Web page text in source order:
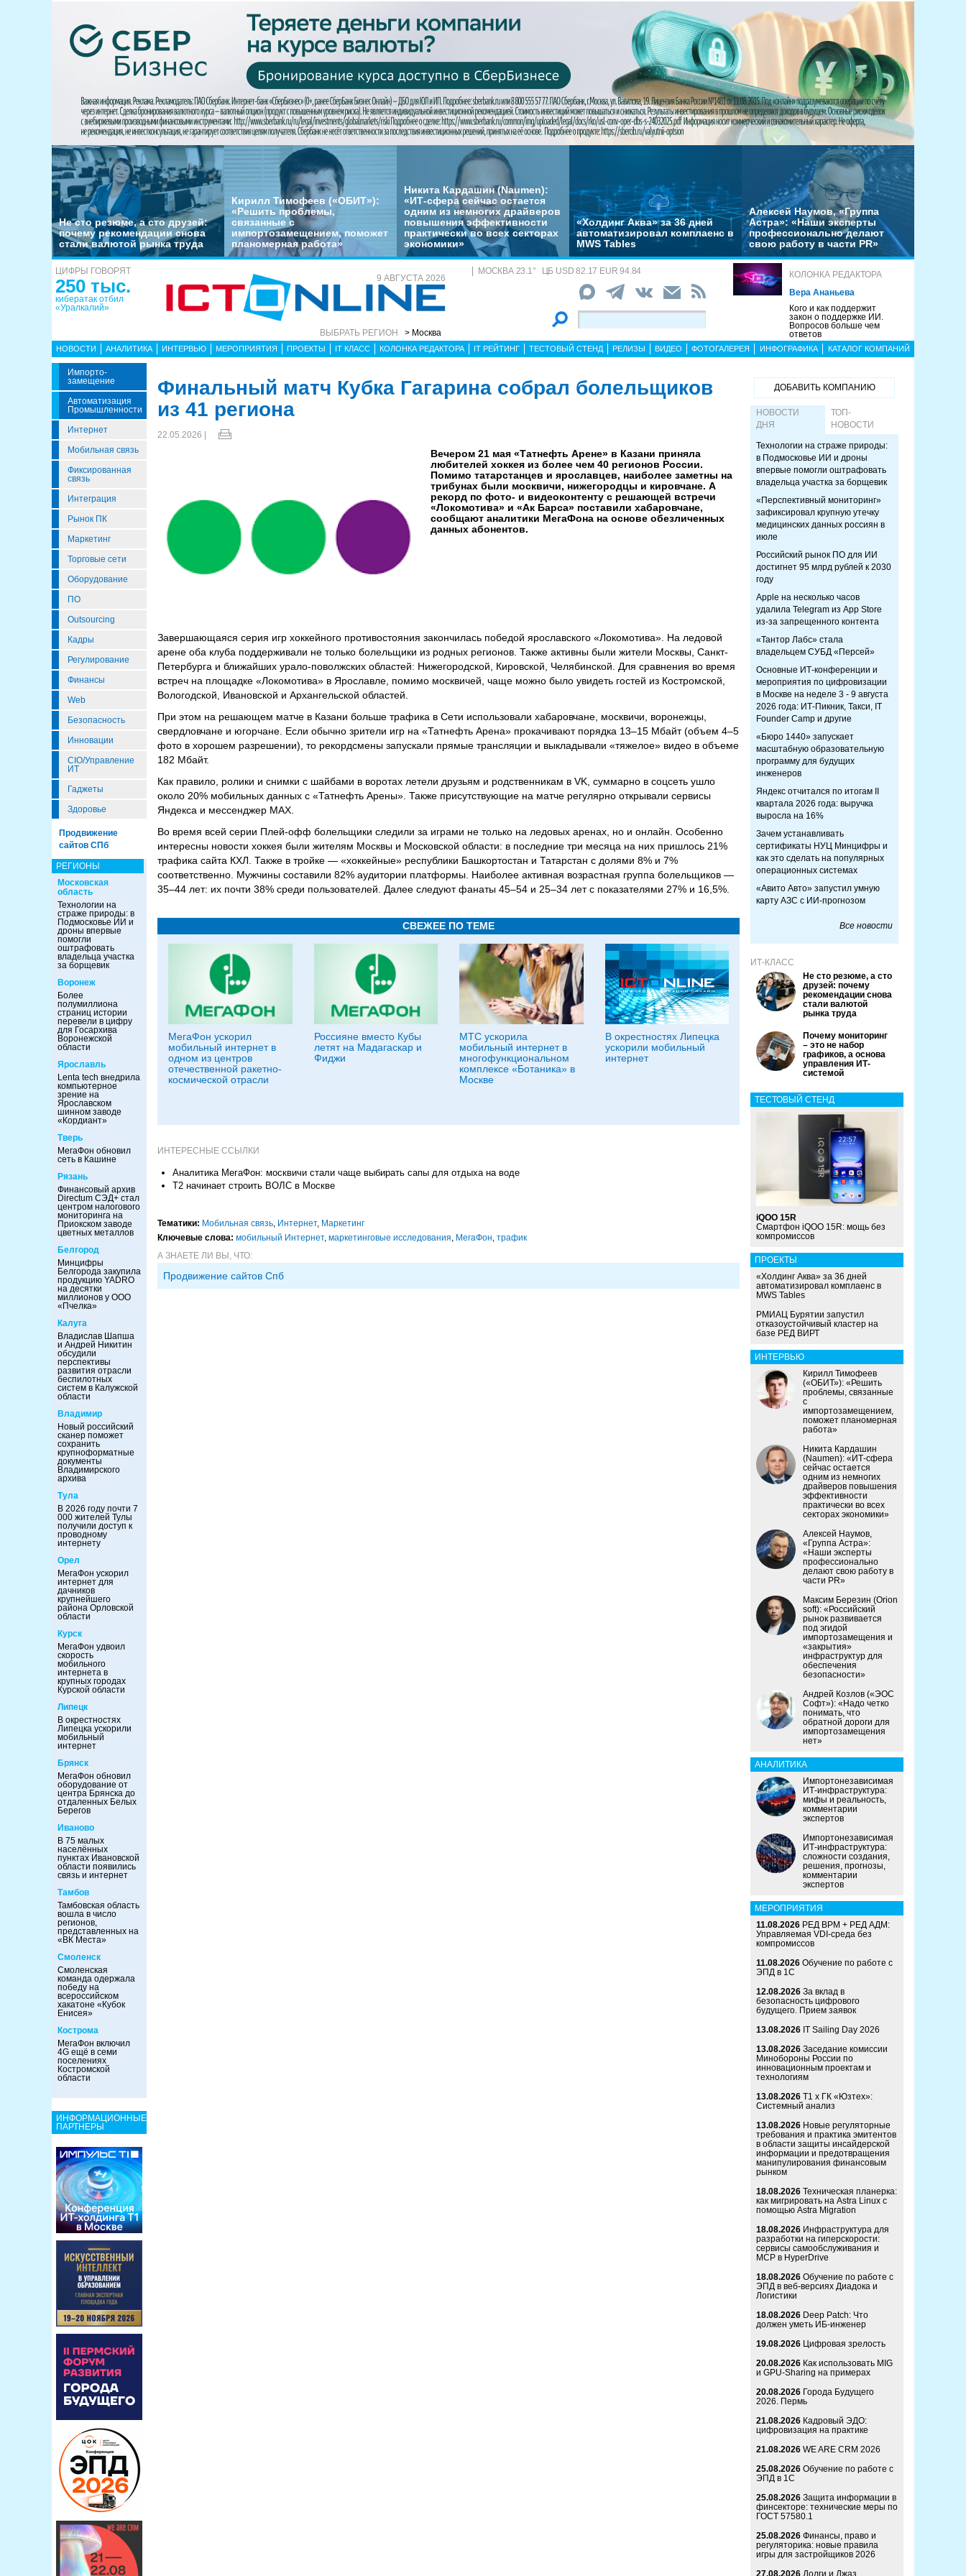
Не сто резюме, а сто друзей:
почему рекомендации снова
стали валютой рынка труда
Кирилл Тимофеев («ОБИТ»):
«Решить проблемы,
связанные с
импортозамещением, поможет
планомерная работа»
Никита Кардашин (Naumen):
«ИТ-сфера сейчас остается
одним из немногих драйверов
повышения эффективности
практически во всех секторах
экономики»
«Холдинг Аква» за 36 дней
автоматизировал комплаенс в
MWS Tables
Алексей Наумов, «Группа
Астра»: «Наши эксперты
профессионально делают
свою работу в части PR»
ЦИФРЫ ГОВОРЯТ
250 тыс.
кибератак отбил
«Уралкалий»
9 АВГУСТА 2026
ВЫБРАТЬ РЕГИОН > Москва
МОСКВА 23.1° ЦБ USD 82.17 EUR 94.84
КОЛОНКА РЕДАКТОРА
Вера Ананьева
Кого и как поддержит
закон о поддержке ИИ.
Вопросов больше чем
ответов
НОВОСТИ АНАЛИТИКА ИНТЕРВЬЮ МЕРОПРИЯТИЯ ПРОЕКТЫ IT КЛАСС КОЛОНКА РЕДАКТОРА IT РЕЙТИНГ ТЕСТОВЫЙ СТЕНД РЕЛИЗЫ ВИДЕО ФОТОГАЛЕРЕЯ ИНФОГРАФИКА КАТАЛОГ КОМПАНИЙ
Импорто­
Замещение
Автоматизация
Промышленности
Интернет
Мобильная связь
Фиксированная
связь
Интеграция
Рынок ПК
Маркетинг
Торговые сети
Оборудование
ПО
Outsourcing
Кадры
Регулирование
Финансы
Web
Безопасность
Инновации
CIO/Управление
ИТ
Гаджеты
Здоровье
Продвижение
сайтов СПб
РЕГИОНЫ
Московская
область
Технологии на
страже природы: в
Подмосковье ИИ и
дроны впервые
помогли
оштрафовать
владельца участка
за борщевик
Воронеж
Более
полумиллиона
страниц истории
перевели в цифру
для Госархива
Воронежской
области
Ярославль
Lenta tech внедрила
компьютерное
зрение на
Ярославском
шинном заводе
«Кордиант»
Тверь
МегаФон обновил
сеть в Кашине
Рязань
Финансовый архив
Directum СЭД+ стал
центром налогового
мониторинга на
Приокском заводе
цветных металлов
Белгород
Минцифры
Белгорода закупила
продукцию YADRO
на десятки
миллионов у ООО
«Пчелка»
Калуга
Владислав Шапша
и Андрей Никитин
обсудили
перспективы
развития отрасли
беспилотных
систем в Калужской
области
Владимир
Новый российский
сканер поможет
сохранить
крупноформатные
документы
Владимирского
архива
Тула
В 2026 году почти 7
000 жителей Тулы
получили доступ к
проводному
интернету
Орел
МегаФон ускорил
интернет для
дачников
крупнейшего
района Орловской
области
Курск
МегаФон удвоил
скорость
мобильного
интернета в
крупных городах
Курской области
Липецк
В окрестностях
Липецка ускорили
мобильный
интернет
Брянск
МегаФон обновил
оборудование от
центра Брянска до
отдаленных Белых
Берегов
Иваново
В 75 малых
населённых
пунктах Ивановской
области появились
связь и интернет
Тамбов
Тамбовская область
вошла в число
регионов,
представленных на
«ВК Места»
Смоленск
Смоленская
команда одержала
победу на
всероссийском
хакатоне «Кубок
Енисея»
Кострома
МегаФон включил
4G ещё в семи
поселениях
Костромской
области
ИНФОРМАЦИОННЫЕ
ПАРТНЕРЫ
Финальный матч Кубка Гагарина собрал болельщиков
из 41 региона
22.05.2026 |
Вечером 21 мая «Татнефть Арене» в Казани приняла
любителей хоккея из более чем 40 регионов России.
Помимо татарстанцев и ярославцев, наиболее заметны на
трибунах были москвичи, нижегородцы и кировчане. А
рекорд по фото- и видеоконтенту с решающей встречи
«Локомотива» и «Ак Барса» поставили хабаровчане,
сообщают аналитики МегаФона на основе обезличенных
данных абонентов.
Завершающаяся серия игр хоккейного противостояния закончилась победой ярославского «Локомотива». На ледовой
арене оба клуба поддерживали не только болельщики из родных регионов. Также активны были жители Москвы, Санкт-
Петербурга и ближайших урало-поволжских областей: Нижегородской, Кировской, Челябинской. Для сравнения во время
встреч на площадке «Локомотива» в Ярославле, помимо москвичей, чаще можно было увидеть гостей из Костромской,
Вологодской, Ивановской и Архангельской областей.
При этом на решающем матче в Казани больше трафика в Сети использовали хабаровчане, москвичи, воронежцы,
свердловчане и югорчане. Если обычно зрители игр на «Татнефть Арена» прокачивают порядка 13–15 Мбайт (объем 4–5
фото в хорошем разрешении), то рекордсмены запускали прямые трансляции и выкладывали «тяжелое» видео в объеме
182 Мбайт.
Как правило, ролики и снимки с шайбами в воротах летели друзьям и родственникам в VK, суммарно в соцсеть ушло
около 20% мобильных данных с «Татнефть Арены». Также присутствующие на матче регулярно открывали сервисы
Яндекса и мессенджер MАХ.
Во время всей серии Плей-офф болельщики следили за играми не только на ледовых аренах, но и онлайн. Особенно
интересны новости хоккея были жителям Москвы и Московской области: в последние три месяца на них пришлось 21%
трафика сайта КХЛ. Также в тройке — «хоккейные» республики Башкортостан и Татарстан с долями 8% и 7%
соответственно. Мужчины составили 82% аудитории платформы. Наиболее активная возрастная группа болельщиков —
35–44 лет: их почти 38% среди пользователей. Далее следуют фанаты 45–54 и 25–34 лет с показателями 27% и 16,5%.
СВЕЖЕЕ ПО ТЕМЕ
МегаФон ускорил
мобильный интернет в
одном из центров
отечественной ракетно-
космической отрасли
Россияне вместо Кубы
летят на Мадагаскар и
Фиджи
МТС ускорила
мобильный интернет в
многофункциональном
комплексе «Ботаника» в
Москве
В окрестностях Липецка
ускорили мобильный
интернет
ИНТЕРЕСНЫЕ ССЫЛКИ
Аналитика МегаФон: москвичи стали чаще выбирать сапы для отдыха на воде
T2 начинает строить ВОЛС в Москве
Тематики: Мобильная связь, Интернет, Маркетинг
Ключевые слова: мобильный Интернет, маркетинговые исследования, МегаФон, трафик
А ЗНАЕТЕ ЛИ ВЫ, ЧТО:
Продвижение сайтов Спб
ДОБАВИТЬ КОМПАНИЮ
НОВОСТИ
ДНЯ
ТОП-
НОВОСТИ
Технологии на страже природы:
в Подмосковье ИИ и дроны
впервые помогли оштрафовать
владельца участка за борщевик
«Перспективный мониторинг»
зафиксировал крупную утечку
медицинских данных россиян в
июле
Российский рынок ПО для ИИ
достигнет 95 млрд рублей к 2030
году
Apple на несколько часов
удалила Telegram из App Store
из-за запрещенного контента
«Тантор Лабс» стала
владельцем СУБД «Персей»
Основные ИТ-конференции и
мероприятия по цифровизации
в Москве на неделе 3 - 9 августа
2026 года: ИТ-Пикник, Такси, IT
Founder Camp и другие
«Бюро 1440» запускает
масштабную образовательную
программу для будущих
инженеров
Яндекс отчитался по итогам II
квартала 2026 года: выручка
выросла на 16%
Зачем устанавливать
сертификаты НУЦ Минцифры и
как это сделать на популярных
операционных системах
«Авито Авто» запустил умную
карту АЗС с ИИ-прогнозом
Все новости
ИТ-КЛАСС
Не сто резюме, а сто
друзей: почему
рекомендации снова
стали валютой
рынка труда
Почему мониторинг
– это не набор
графиков, а основа
управления ИТ-
системой
ТЕСТОВЫЙ СТЕНД
iQOO 15R
Смартфон iQOO 15R: мощь без
компромиссов
ПРОЕКТЫ
«Холдинг Аква» за 36 дней
автоматизировал комплаенс в
MWS Tables
РМИАЦ Бурятии запустил
отказоустойчивый кластер на
базе РЕД ВИРТ
ИНТЕРВЬЮ
Кирилл Тимофеев
(«ОБИТ»): «Решить
проблемы, связанные
с
импортозамещением,
поможет планомерная
работа»
Никита Кардашин
(Naumen): «ИТ-сфера
сейчас остается
одним из немногих
драйверов повышения
эффективности
практически во всех
секторах экономики»
Алексей Наумов,
«Группа Астра»:
«Наши эксперты
профессионально
делают свою работу в
части PR»
Максим Березин (Orion
soft): «Российский
рынок развивается
под эгидой
импортозамещения и
«закрытия»
инфраструктур для
обеспечения
безопасности»
Андрей Козлов («ЭОС
Софт»): «Надо четко
понимать, что
обратной дороги для
импортозамещения
нет»
АНАЛИТИКА
Импортонезависимая
ИТ-инфраструктура:
мифы и реальность,
комментарии
экспертов
Импортонезависимая
ИТ-инфраструктура:
сложности создания,
решения, прогнозы,
комментарии
экспертов
МЕРОПРИЯТИЯ
11.08.2026 РЕД ВРМ + РЕД АДМ:
Управляемая VDI-среда без
компромиссов
11.08.2026 Обучение по работе с
ЭПД в 1С
12.08.2026 За вклад в
безопасность цифрового
будущего. Прием заявок
13.08.2026 IT Sailing Day 2026
13.08.2026 Заседание комиссии
Минобороны России по
инновационным проектам и
технологиям
13.08.2026 Т1 x ГК «Юзтех»:
Системный анализ
13.08.2026 Новые регуляторные
требования и практика эмитентов
в области защиты инсайдерской
информации и предотвращения
манипулирования финансовым
рынком
18.08.2026 Техническая планерка:
как мигрировать на Astra Linux с
помощью Astra Migration
18.08.2026 Инфраструктура для
разработки на гиперскорости:
сервисы самообслуживания и
MCP в HyperDrive
18.08.2026 Обучение по работе с
ЭПД в веб-версиях Диадока и
Логистики
18.08.2026 Deep Patch: Что
должен уметь ИБ-инженер
19.08.2026 Цифровая зрелость
20.08.2026 Как использовать MIG
и GPU-Sharing на примерах
20.08.2026 Города Будущего
2026. Пермь
21.08.2026 Кадровый ЭДО:
цифровизация на практике
21.08.2026 WE ARE CRM 2026
25.08.2026 Обучение по работе с
ЭПД в 1С
25.08.2026 Защита информации в
финсекторе: технические меры по
ГОСТ 57580.1
25.08.2026 Финансы, право и
регуляторика: новые правила
игры для застройщиков 2026